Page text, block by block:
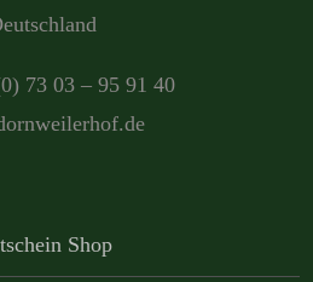
73 03 – 95 91 40
Shop